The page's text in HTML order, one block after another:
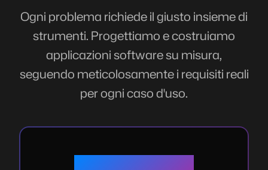
Ogni problema richiede il giusto insieme di
strumenti. Progettiamo e costruiamo
applicazioni software su misura,
seguendo meticolosamente i requisiti reali
per ogni caso d'uso.